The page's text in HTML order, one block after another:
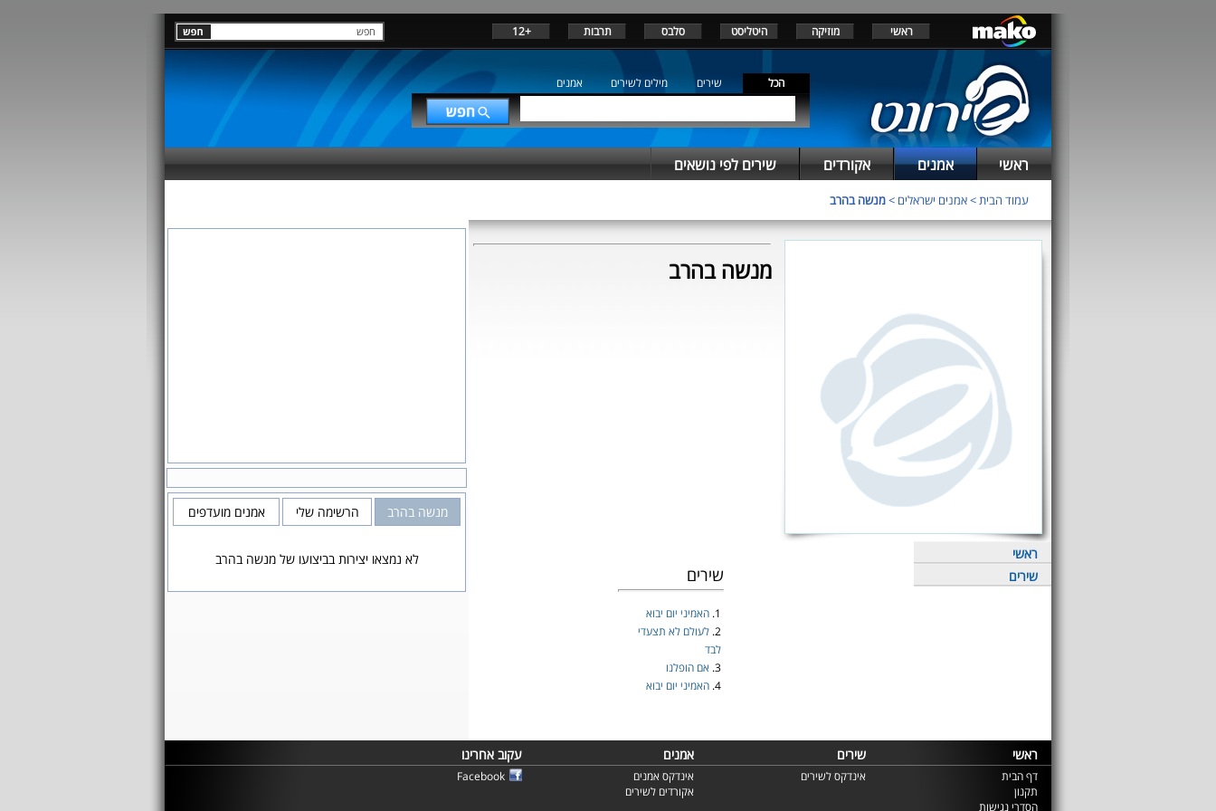
ראשי מוזיקה היטליסט סלבס תרבות +12
הכל שירים מילים לשירים אמנים
ראשי אמנים אקורדים שירים לפי נושאים
עמוד הבית>אמנים ישראלים >מנשה בהרב
מנשה בהרב
ראשי
שירים
שירים
1. האמיני יום יבוא
2. לעולם לא תצעדי
לבד
3. אם הופלנו
4. האמיני יום יבוא
מנשה בהרב הרשימה שלי אמנים מועדפים
לא נמצאו יצירות בביצועו של מנשה בהרב
ראשי שירים אמנים עקוב אחרינו
דף הבית
תקנון
הסדרי נגישות
אינדקס לשירים
אינדקס אמנים
אקורדים לשירים
Facebook